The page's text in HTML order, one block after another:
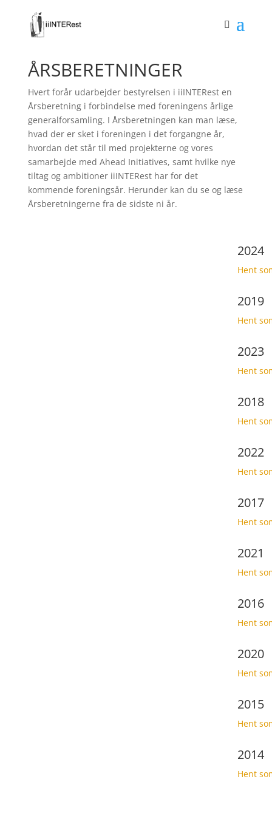
ÅRSBERETNINGER
Hvert forår udarbejder bestyrelsen i iiINTERest en
Årsberetning i forbindelse med foreningens årlige
generalforsamling. I Årsberetningen kan man læse,
hvad der er sket i foreningen i det forgangne år,
hvordan det står til med projekterne og vores
samarbejde med Ahead Initiatives, samt hvilke nye
tiltag og ambitioner iiINTERest har for det
kommende foreningsår. Herunder kan du se og læse
Årsberetningerne fra de sidste ni år.
2024
Hent
2019
Hent
2023
Hent
2018
Hent
2022
Hent
2017
Hent
2021
Hent
2016
Hent
2020
Hent
2015
Hent
2014
Hent